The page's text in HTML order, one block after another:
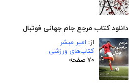
دانلود کتاب مرجع جام جهانی فوتبال
از: امیر مبشر
کتاب‌های ورزشی
۷۰ صفحه